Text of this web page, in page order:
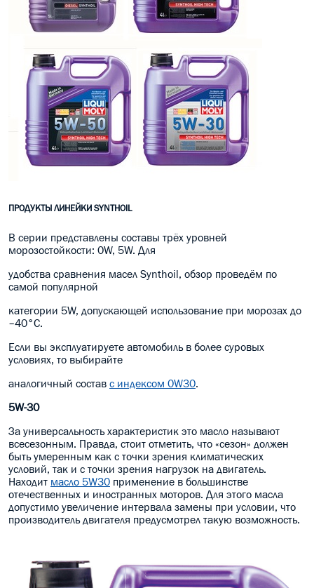
ПРОДУКТЫ ЛИНЕЙКИ SYNTHOIL
В серии представлены составы трёх уровней
морозостойкости: 0W, 5W. Для
удобства сравнения масел Synthoil, обзор проведём по
самой популярной
категории 5W, допускающей использование при морозах до
–40°C.
Если вы эксплуатируете автомобиль в более суровых
условиях, то выбирайте
аналогичный состав с индексом 0W30.
5W-30
За универсальность характеристик это масло называют
всесезонным. Правда, стоит отметить, что «сезон» должен
быть умеренным как с точки зрения климатических
условий, так и с точки зрения нагрузок на двигатель.
Находит масло 5W30 применение в большинстве
отечественных и иностранных моторов. Для этого масла
допустимо увеличение интервала замены при условии, что
производитель двигателя предусмотрел такую возможность.